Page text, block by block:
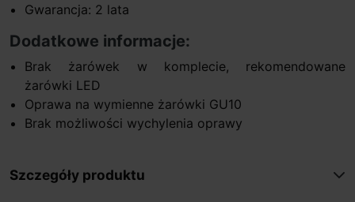
Gwarancja: 2 lata
Dodatkowe informacje:
Brak żarówek w komplecie, rekomendowane
żarówki LED
Oprawa na wymienne żarówki GU10
Brak możliwości wychylenia oprawy
Szczegóły produktu